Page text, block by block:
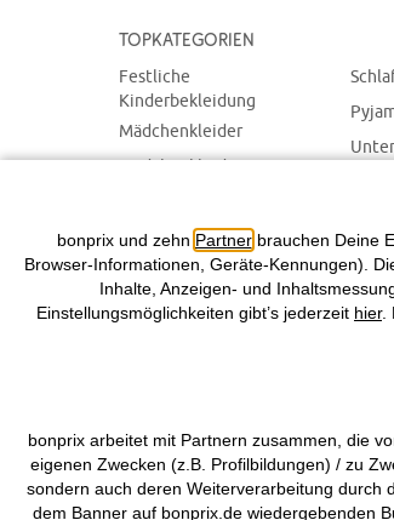
Topkategorien
Festliche
Kinderbekleidung
Mädchenkleider
Mädchenkleidung
Kindermode im SALE
bonprix und zehn Partnerbrauchen Deine
Browser-Informationen, Geräte-Kennungen).
Inhalte, Anzeigen- und
Einstellungsmöglichkeiten gibt’s jederzeit hier.
bonprix arbeitet mit Partnern zusammen, die
eigenen Zwecken (z.B. Profilbildungen) / zu
sondern auch deren Weiterverarbeitung durch
dem Banner auf bonprix.de wiedergebenden